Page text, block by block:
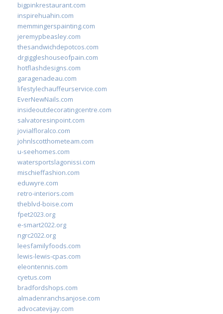
bigpinkrestaurant.com
inspirehuahin.com
memmingerspainting.com
jeremypbeasley.com
thesandwichdepotcos.com
drgiggleshouseofpain.com
hotflashdesigns.com
garagenadeau.com
lifestylechauffeurservice.com
EverNewNails.com
insideoutdecoratingcentre.com
salvatoresinpoint.com
jovialfloralco.com
johnlscotthometeam.com
u-seehomes.com
watersportslagonissi.com
mischieffashion.com
eduwyre.com
retro-interiors.com
theblvd-boise.com
fpet2023.org
e-smart2022.org
ngrc2022.org
leesfamilyfoods.com
lewis-lewis-cpas.com
eleontennis.com
cyetus.com
bradfordshops.com
almadenranchsanjose.com
advocatevijay.com